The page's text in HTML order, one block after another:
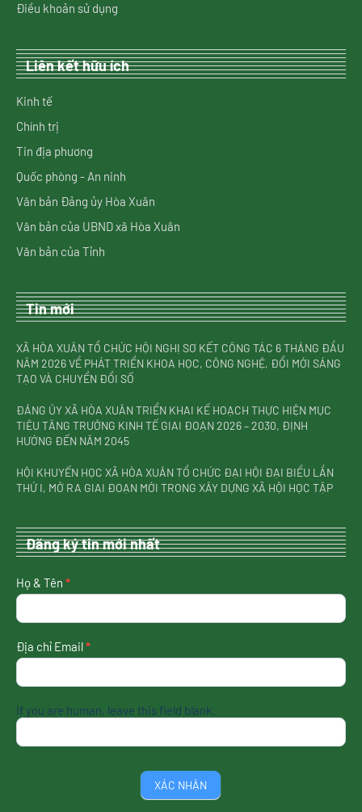
Điều khoản sử dụng
Liên kết hữu ích
Kinh tế
Chính trị
Tin địa phương
Quốc phòng - An ninh
Văn bản Đảng ủy Hòa Xuân
Văn bản của UBND xã Hòa Xuân
Văn bản của Tỉnh
Tin mới
XÃ HÒA XUÂN TỔ CHỨC HỘI NGHỊ SƠ KẾT CÔNG TÁC 6 THÁNG ĐẦU
NĂM 2026 VỀ PHÁT TRIỂN KHOA HỌC, CÔNG NGHỆ, ĐỔI MỚI SÁNG
TẠO VÀ CHUYỂN ĐỔI SỐ
ĐẢNG ỦY XÃ HÒA XUÂN TRIỂN KHAI KẾ HOẠCH THỰC HIỆN MỤC
TIÊU TĂNG TRƯỞNG KINH TẾ GIAI ĐOẠN 2026 – 2030, ĐỊNH
HƯỚNG ĐẾN NĂM 2045
HỘI KHUYẾN HỌC XÃ HÒA XUÂN TỔ CHỨC ĐẠI HỘI ĐẠI BIỂU LẦN
THỨ I, MỞ RA GIAI ĐOẠN MỚI TRONG XÂY DỰNG XÃ HỘI HỌC TẬP
Đăng ký tin mới nhất
nhận
tin
nhất
Họ & Tên *
Địa chỉ Email*
If you are human, leave this field blank.
XÁC NHẬN